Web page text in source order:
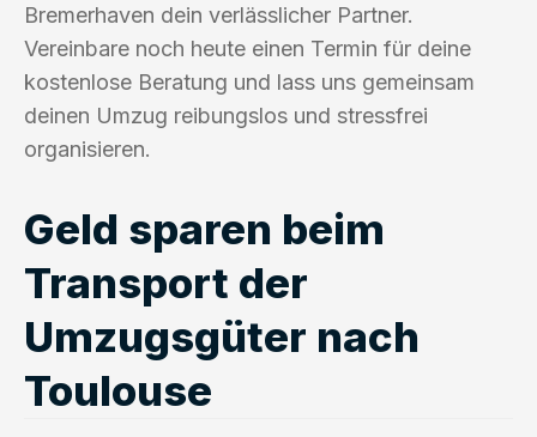
Bremerhaven dein verlässlicher Partner.
Vereinbare noch heute einen Termin für deine
kostenlose Beratung und lass uns gemeinsam
deinen Umzug reibungslos und stressfrei
organisieren.
Geld sparen beim
Transport der
Umzugsgüter nach
Toulouse